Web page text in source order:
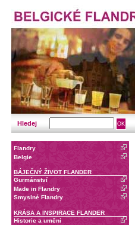
Hledej
Flandry
Belgie
BÁJEČNÝ ŽIVOT FLANDER
Gurmánství
Made in Flandry
Smyslné Flandry
KRÁSA A INSPIRACE FLANDER
Historie a umění